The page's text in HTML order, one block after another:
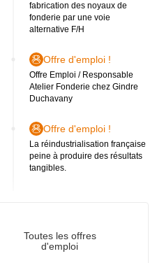
fabrication des noyaux de
fonderie par une voie
alternative F/H
Offre d'emploi !
Offre Emploi / Responsable
Atelier Fonderie chez Gindre
Duchavany
Offre d'emploi !
La réindustrialisation française
peine à produire des résultats
tangibles.
Toutes les offres
d'emploi